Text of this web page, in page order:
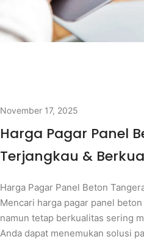
November 17, 2025
Harga Pagar Panel
Terjangkau &
Harga Pagar Panel Beton
Mencari harga pagar panel
namun tetap berkualitas sering
Anda dapat menemukan solusi